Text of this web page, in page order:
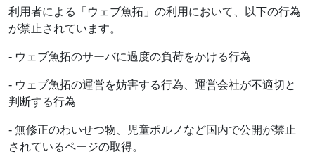
利用者による「ウェブ魚拓」の利用において、以下の行為
が禁止されています。
- ウェブ魚拓のサーバに過度の負荷をかける行為
- ウェブ魚拓の運営を妨害する行為、運営会社が不適切と
判断する行為
- 無修正のわいせつ物、児童ポルノなど国内で公開が禁止
されているページの取得。